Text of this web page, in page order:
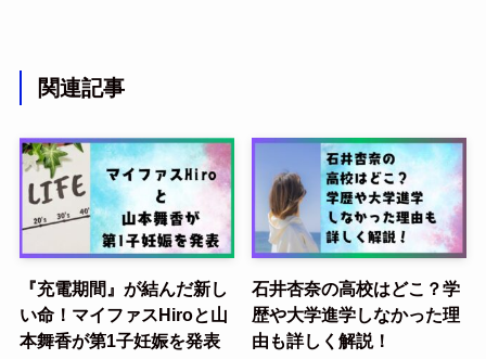
関連記事
『充電期間』が結んだ新し
い命！マイファスHiroと山
本舞香が第1子妊娠を発表
石井杏奈の高校はどこ？学
歴や大学進学しなかった理
由も詳しく解説！